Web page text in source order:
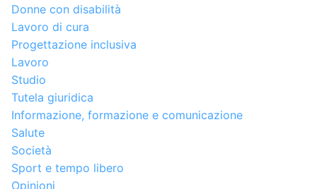
Donne con disabilità
Lavoro di cura
Progettazione inclusiva
Lavoro
Studio
Tutela giuridica
Informazione, formazione e comunicazione
Salute
Società
Sport e tempo libero
Opinioni